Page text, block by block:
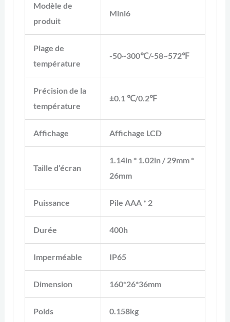
Modèle de
produit
Mini6
Plage de
température
-50~300℃/-58~572℉
Précision de la
température
±0.1 ℃/0.2℉
Affichage Affichage LCD
Taille d’écran
1.14in * 1.02in / 29mm *
26mm
Puissance Pile AAA * 2
Durée 400h
Imperméable IP65
Dimension 160*26*36mm
Poids 0.158kg